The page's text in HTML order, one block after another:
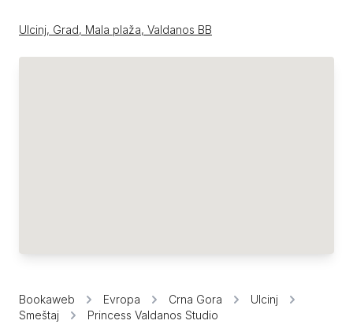
Ulcinj, Grad, Mala plaža, Valdanos BB
Bookaweb Evropa Crna Gora
Ulcinj
Smeštaj
Princess Valdanos Studio